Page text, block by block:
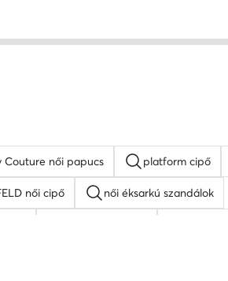
Couture női papucs platform cipő
női cipő női éksarkú szandálok